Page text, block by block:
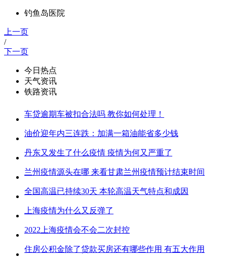
钓鱼岛医院
上一页
/
下一页
今日热点
天气资讯
铁路资讯
车贷逾期车被扣合法吗 教你如何处理！
油价迎年内三连跌：加满一箱油能省多少钱
丹东又发生了什么疫情 疫情为何又严重了
兰州疫情源头在哪 来看甘肃兰州疫情预计结束时间
全国高温已持续30天 本轮高温天气特点和成因
上海疫情为什么又反弹了
2022上海疫情会不会二次封控
住房公积金除了贷款买房还有哪些作用 有五大作用